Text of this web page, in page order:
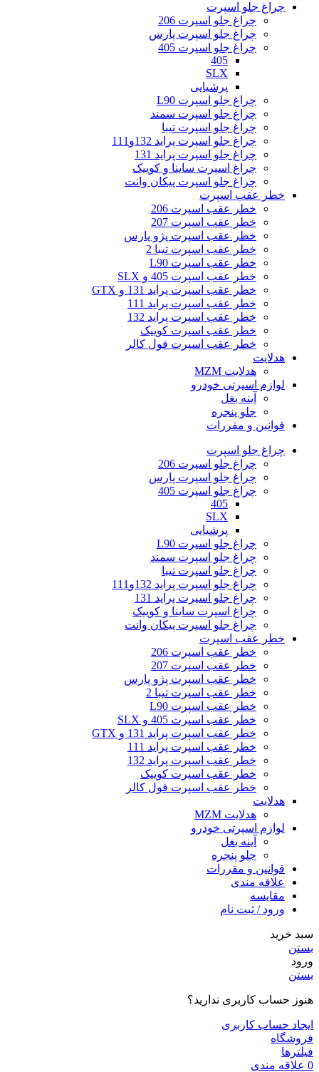
چراغ جلو اسپرت
چراغ جلو اسپرت 206
چراغ جلو اسپرت پارس
چراغ جلو اسپرت 405
405
SLX
پرشیایی
چراغ جلو اسپرت L90
چراغ جلو اسپرت سمند
چراغ جلو اسپرت تیبا
چراغ جلو اسپرت پراید 132و111
چراغ جلو اسپرت پراید 131
چراغ اسپرت ساینا و کوییک
چراغ جلو اسپرت پیکان وانت
خطر عقب اسپرت
خطر عقب اسپرت 206
خطر عقب اسپرت 207
خطر عقب اسپرت پژو پارس
خطر عقب اسپرت تیبا 2
خطر عقب اسپرت L90
خطر عقب اسپرت 405 و SLX
خطر عقب اسپرت پراید 131 و GTX
خطر عقب اسپرت پراید 111
خطر عقب اسپرت پراید 132
خطر عقب اسپرت کوییک
خطر عقب اسپرت فول کالر
هدلایت
هدلایت MZM
لوازم اسپرتی خودرو
آینه بغل
جلو پنجره
قوانین و مقررات
چراغ جلو اسپرت
چراغ جلو اسپرت 206
چراغ جلو اسپرت پارس
چراغ جلو اسپرت 405
405
SLX
پرشیایی
چراغ جلو اسپرت L90
چراغ جلو اسپرت سمند
چراغ جلو اسپرت تیبا
چراغ جلو اسپرت پراید 132و111
چراغ جلو اسپرت پراید 131
چراغ اسپرت ساینا و کوییک
چراغ جلو اسپرت پیکان وانت
خطر عقب اسپرت
خطر عقب اسپرت 206
خطر عقب اسپرت 207
خطر عقب اسپرت پژو پارس
خطر عقب اسپرت تیبا 2
خطر عقب اسپرت L90
خطر عقب اسپرت 405 و SLX
خطر عقب اسپرت پراید 131 و GTX
خطر عقب اسپرت پراید 111
خطر عقب اسپرت پراید 132
خطر عقب اسپرت کوییک
خطر عقب اسپرت فول کالر
هدلایت
هدلایت MZM
لوازم اسپرتی خودرو
آینه بغل
جلو پنجره
قوانین و مقررات
علاقه مندی
مقایسه
ورود / ثبت نام
سبد خرید
بستن
ورود
بستن
هنوز حساب کاربری ندارید؟
ایجاد حساب کاربری
فروشگاه
فیلترها
0 علاقه مندی